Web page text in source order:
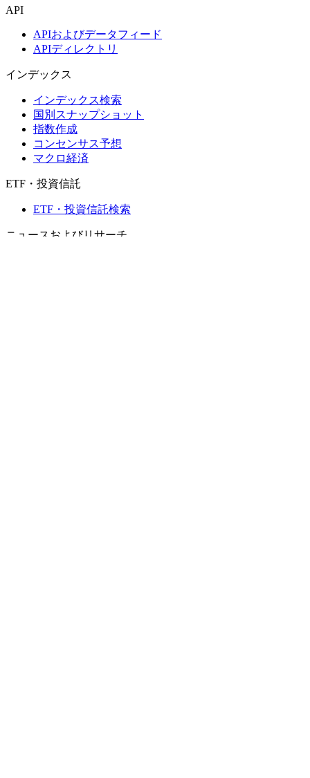
API
APIおよびデータフィード
APIディレクトリ
インデックス
インデックス検索
国別スナップショット
指数作成
コンセンサス予想
マクロ経済
ETF・投資信託
ETF・投資信託検索
ニュースおよびリサーチ